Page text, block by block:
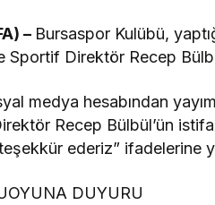
– Bursaspor Kulübü,
Sportif Direktör Recep
medya hesabından
Recep Bülbül’ün
ederiz” ifadelerine
DUYURU